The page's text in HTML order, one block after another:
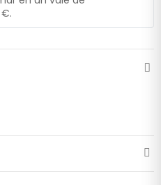
€.